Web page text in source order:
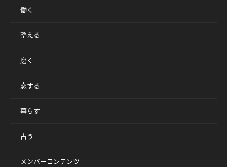
働く
整える
磨く
恋する
暮らす
占う
メンバーコンテンツ